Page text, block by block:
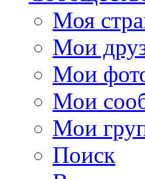
Моя
Мои
Мои
Мои
Мои
Поиск